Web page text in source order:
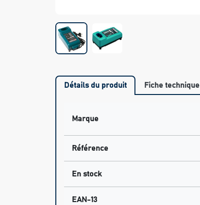
Détails du produit Fiche technique
Marque
Référence
En stock
EAN-13